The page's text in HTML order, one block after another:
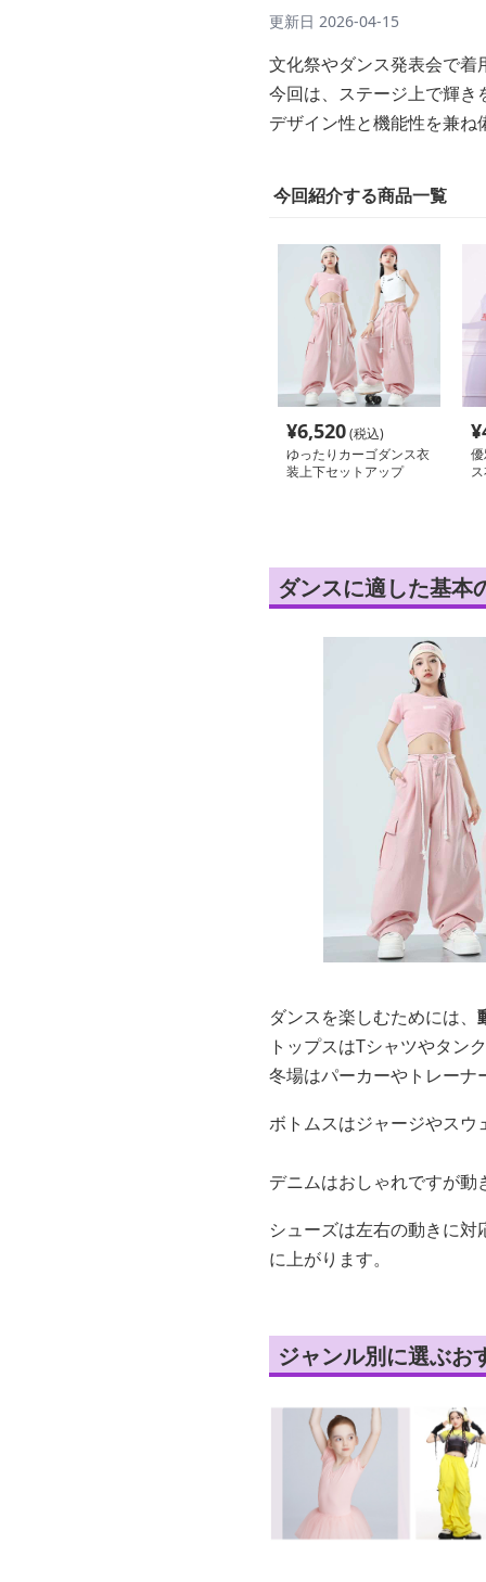
更新日 2026-04-15
文化祭やダンス発表会で
今回は、ステージ上で輝
デザイン性と機能性を兼
今回紹介する商品一覧
¥6,520(税込)
ゆったりカーゴダンス衣
装上下セットアップ
¥
ダンスに適した基本
ダンスを楽しむためには、
トップスはTシャツやタン
冬場はパーカーやトレー
ボトムスはジャージやス
デニムはおしゃれですが
シューズは左右の動きに
に上がります。
ジャンル別に選ぶお